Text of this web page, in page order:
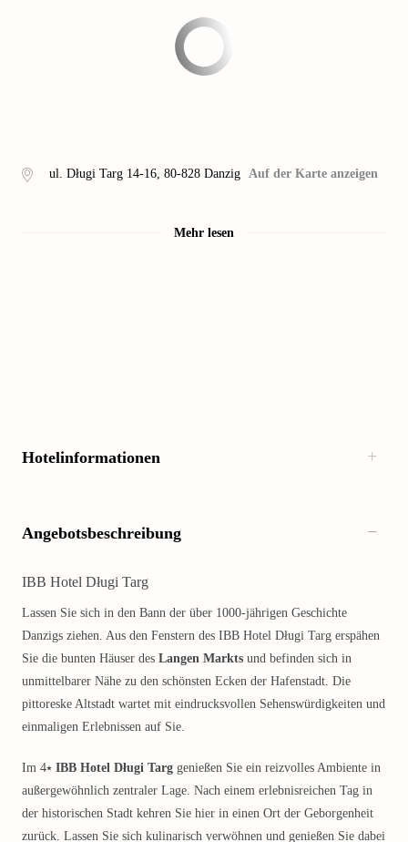
ul. Długi Targ 14-16, 80-828 Danzig Auf der Karte anzeigen
Mehr lesen
Hotelinformationen
Angebotsbeschreibung
IBB Hotel Długi Targ
Lassen Sie sich in den Bann der über 1000-jährigen Geschichte
Danzigs ziehen. Aus den Fenstern des IBB Hotel Długi Targ erspähen
Sie die bunten Häuser des Langen Markts und befinden sich in
unmittelbarer Nähe zu den schönsten Ecken der Hafenstadt. Die
pittoreske Altstadt wartet mit eindrucksvollen Sehenswürdigkeiten und
einmaligen Erlebnissen auf Sie.
Im 4⭑ IBB Hotel Długi Targ genießen Sie ein reizvolles Ambiente in
außergewöhnlich zentraler Lage. Nach einem erlebnisreichen Tag in
der historischen Stadt kehren Sie hier in einen Ort der Geborgenheit
zurück. Lassen Sie sich kulinarisch verwöhnen und genießen Sie dabei